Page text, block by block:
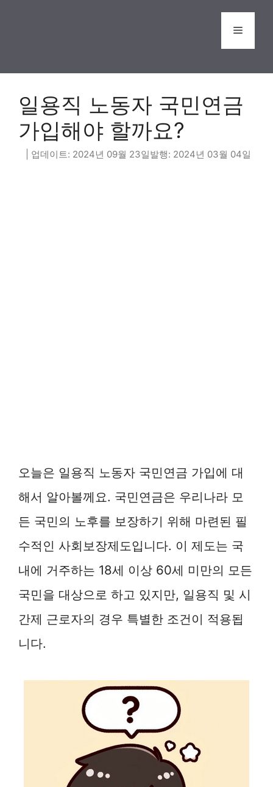
Menu
일용직 노동자 국민연금
가입해야 할까요?
2024년 09월 23일 2024년 03월 04일
오늘은 일용직 노동자 국민연금 가입에 대
해서 알아볼께요. 국민연금은 우리나라 모
든 국민의 노후를 보장하기 위해 마련된 필
수적인 사회보장제도입니다. 이 제도는 국
내에 거주하는 18세 이상 60세 미만의 모든
국민을 대상으로 하고 있지만, 일용직 및 시
간제 근로자의 경우 특별한 조건이 적용됩
니다.